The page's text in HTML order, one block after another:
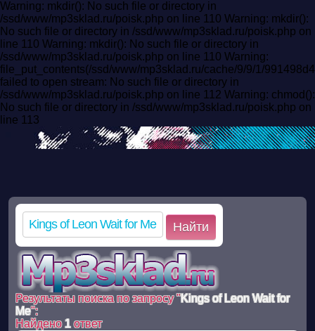
Warning: mkdir(): No such file or directory in
/ssd/www/mp3sklad.ru/poisk.php on line 110 Warning: mkdir():
No such file or directory in /ssd/www/mp3sklad.ru/poisk.php on
line 110 Warning: mkdir(): No such file or directory in
/ssd/www/mp3sklad.ru/poisk.php on line 110 Warning:
file_put_contents(/ssd/www/mp3sklad.ru/cache/9/9/1/
failed to open stream: No such file or directory in
/ssd/www/mp3sklad.ru/poisk.php on line 112 Warning: chmod():
No such file or directory in /ssd/www/mp3sklad.ru/poisk.php on
line 113
Найти
Результаты поиска по запросу "Kings of Leon Wait for
Me":
Найдено1ответ